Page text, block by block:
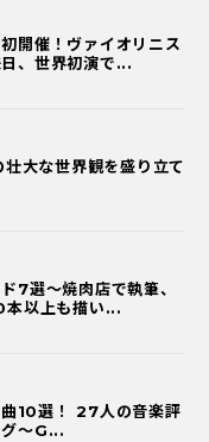
開催！ヴァイオリニス
、世界初演で...
大な世界観を盛り立て
7選〜焼肉店で執筆、
以上も描い...
10選！ 27人の音楽評
〜G...